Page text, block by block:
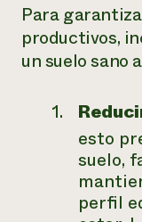
Para
productivos,
un suelo sano
esto
suelo,
perfil